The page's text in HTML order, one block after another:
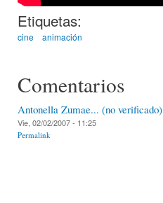
Etiquetas:
cine animación
Comentarios
Antonella Zumae... (no verificado)
Vie, 02/02/2007 - 11:25
Permalink